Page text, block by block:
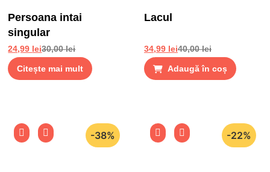
Persoana intai
singular
30,00lei
24,99 lei
Citește mai mult
Lacul
40,00lei
34,99 lei
Adaugă în coș
-38% -22%